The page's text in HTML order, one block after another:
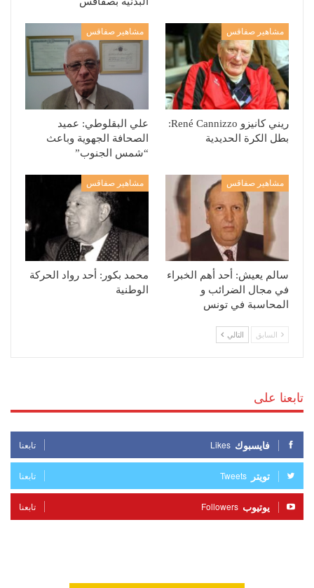
مشاهير صفاقس
ريني كانيزو René Cannizzo:
بطل الكرة الحديدية
مشاهير صفاقس
علي البقلوطي: عميد
الصحافة الجهوية وباعث
“شمس الجنوب”
مشاهير صفاقس
سالم يعيش: أحد أهم الخبراء
في مجال الضرائب و
المحاسبة في تونس
مشاهير صفاقس
محمد بكور: أحد رواد الحركة
الوطنية
السابق التالي
تابعنا على
فايسبوك Likes تابعنا
تويتر Tweets تابعنا
يوتيوب Followers تابعنا